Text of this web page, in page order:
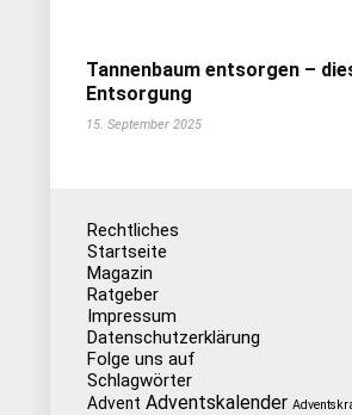
Tannenbaum entsorgen –
Entsorgung
15. September 2025
Rechtliches
Startseite
Magazin
Ratgeber
Impressum
Datenschutzerklärung
Folge uns auf
Schlagwörter
Advent Adventskalender